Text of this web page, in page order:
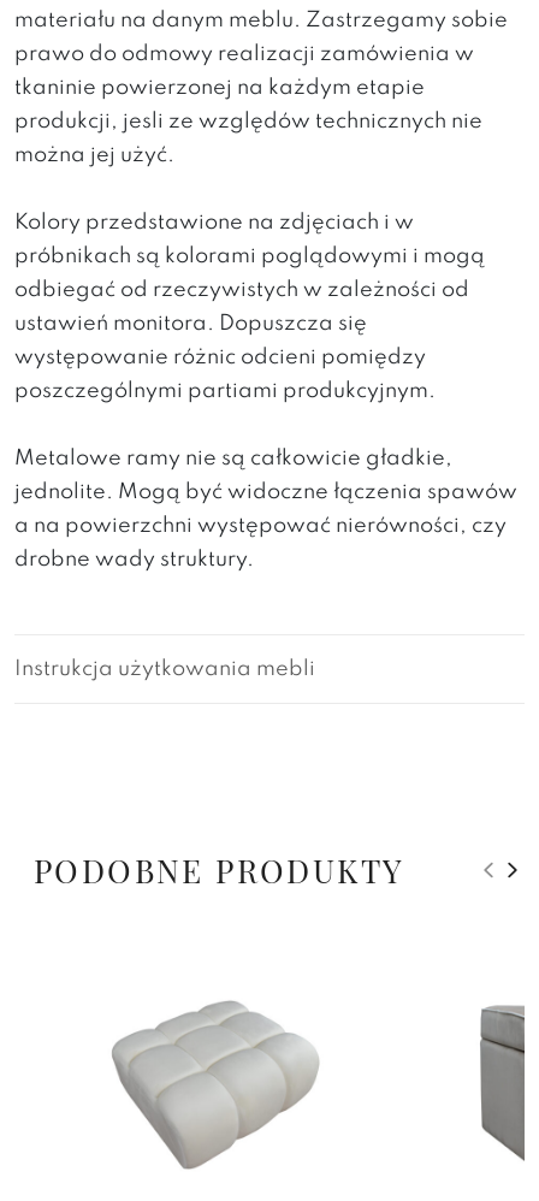
materiału na danym meblu. Zastrzegamy sobie
prawo do odmowy realizacji zamówienia w
tkaninie powierzonej na każdym etapie
produkcji, jesli ze względów technicznych nie
można jej użyć.
Kolory przedstawione na zdjęciach i w
próbnikach są kolorami poglądowymi i mogą
odbiegać od rzeczywistych w zależności od
ustawień monitora. Dopuszcza się
występowanie różnic odcieni pomiędzy
poszczególnymi partiami produkcyjnym.
Metalowe ramy nie są całkowicie gładkie,
jednolite. Mogą być widoczne łączenia spawów
a na powierzchni występować nierówności, czy
drobne wady struktury.
Instrukcja użytkowania mebli
PODOBNE PRODUKTY